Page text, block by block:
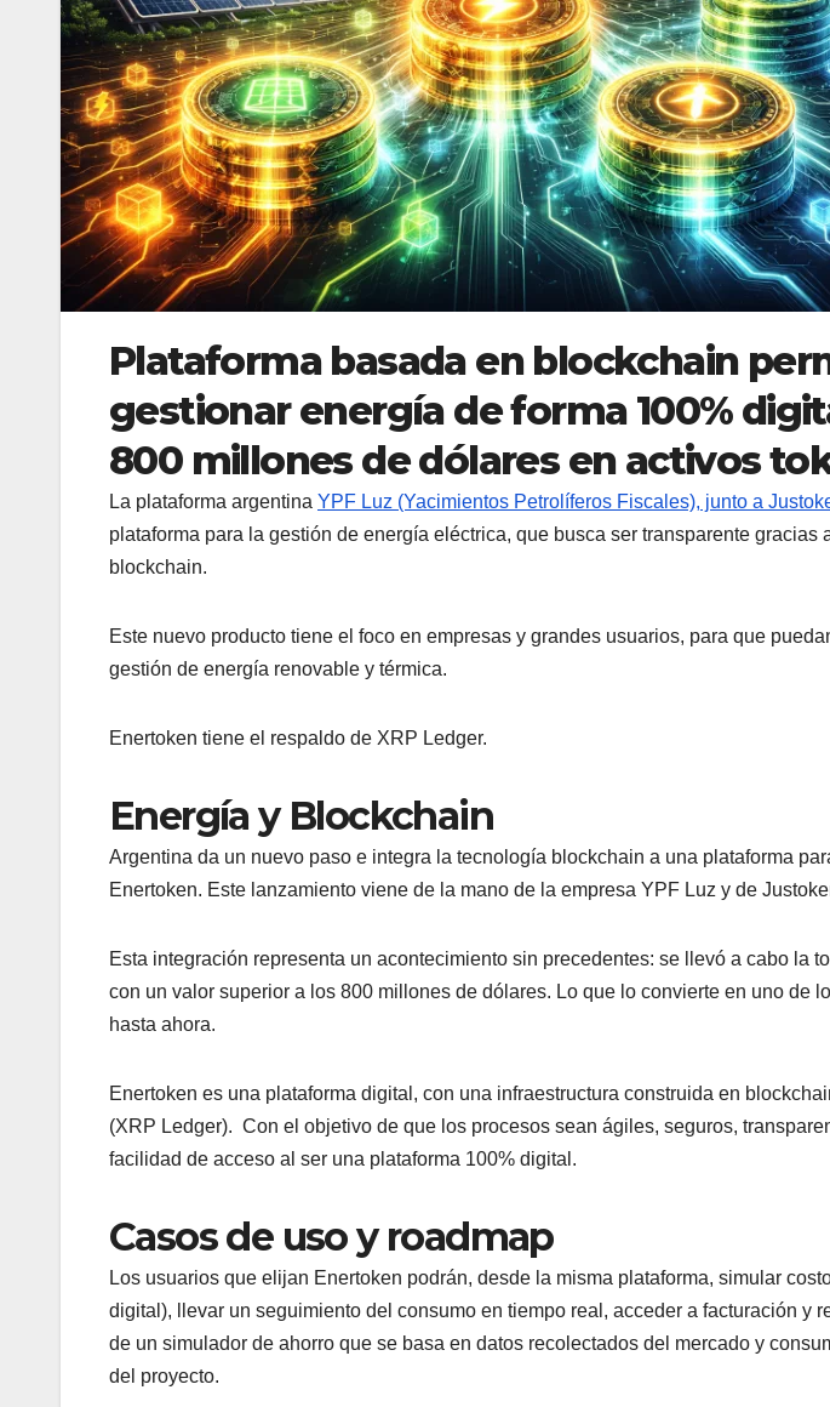
Plataforma basada en blockchain
gestionar energía de forma 100%
800 millones de dólares en activos
La plataforma argentina YPF Luz (Yacimientos Petrolíferos Fiscales), junto a
plataforma para la gestión de energía eléctrica, que busca ser transparente gracias
blockchain.
Este nuevo producto tiene el foco en empresas y grandes usuarios, para que
gestión de energía renovable y térmica.
Enertoken tiene el respaldo de XRP Ledger.
Energía y Blockchain
Argentina da un nuevo paso e integra la tecnología blockchain a una plataforma
Enertoken. Este lanzamiento viene de la mano de la empresa YPF Luz y de
Esta integración representa un acontecimiento sin precedentes: se llevó a cabo la
con un valor superior a los 800 millones de dólares. Lo que lo convierte en uno de
hasta ahora.
Enertoken es una plataforma digital, con una infraestructura construida en
(XRP Ledger). Con el objetivo de que los procesos sean ágiles, seguros,
facilidad de acceso al ser una plataforma 100% digital.
Casos de uso y roadmap
Los usuarios que elijan Enertoken podrán, desde la misma plataforma, simular
digital), llevar un seguimiento del consumo en tiempo real, acceder a facturación y
de un simulador de ahorro que se basa en datos recolectados del mercado y
del proyecto.